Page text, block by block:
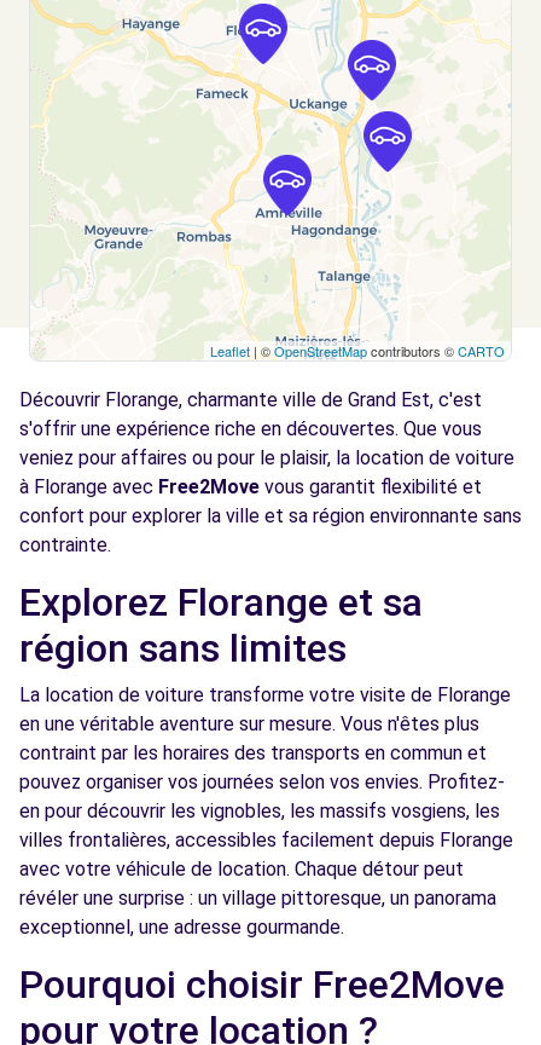
AMNEVILLE, 57360
Voir l'agence
Free2Move Rent - GARAGE CAPONE -
PASSAGE DE LANDREVANGE
BOUSSE, 57310
Voir l'agence
Free2Move Rent - GARAGE NICOLAS -
9.0
km
RUE ANTOINE LAVOISIER
BASSE-HAM, 57970
Voir l'agence
Leaflet | ©OpenStreetMapcontributors ©CARTO
Découvrir Florange, charmante ville de Grand Est, c'est
s'offrir une expérience riche en découvertes. Que vous
veniez pour affaires ou pour le plaisir, la location de voiture
à Florange avec Free2Move vous garantit flexibilité et
confort pour explorer la ville et sa région environnante sans
contrainte.
Explorez Florange et sa
région sans limites
La location de voiture transforme votre visite de Florange
en une véritable aventure sur mesure. Vous n'êtes plus
contraint par les horaires des transports en commun et
pouvez organiser vos journées selon vos envies. Profitez-
en pour découvrir les vignobles, les massifs vosgiens, les
villes frontalières, accessibles facilement depuis Florange
avec votre véhicule de location. Chaque détour peut
révéler une surprise : un village pittoresque, un panorama
exceptionnel, une adresse gourmande.
Pourquoi choisir Free2Move
pour votre location ?